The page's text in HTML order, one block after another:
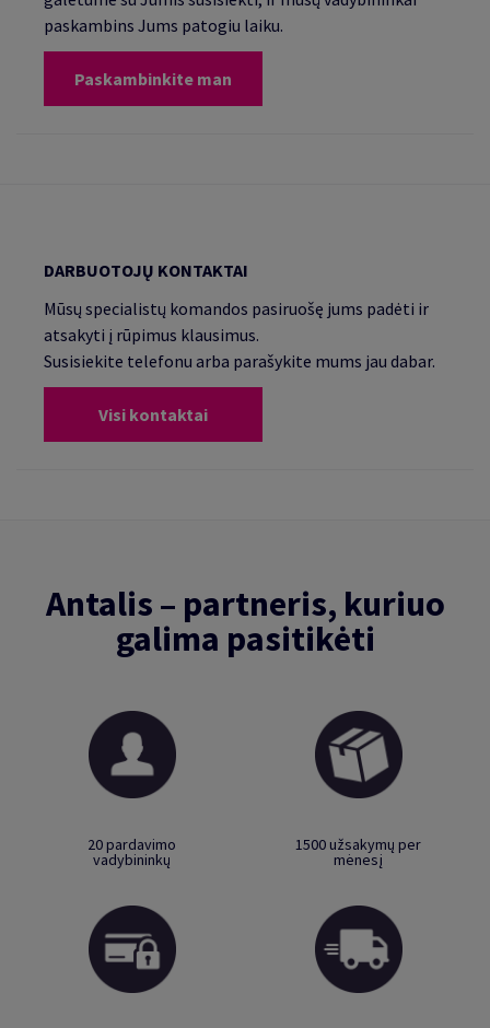
paskambins Jums patogiu laiku.
Paskambinkite man
DARBUOTOJŲ KONTAKTAI
Mūsų specialistų komandos pasiruošę jums padėti ir
atsakyti į rūpimus klausimus.
Susisiekite telefonu arba parašykite mums jau dabar.
Visi kontaktai
Antalis – partneris, kuriuo
galima pasitikėti
20 pardavimo
vadybininkų
1500 užsakymų per
mėnesį